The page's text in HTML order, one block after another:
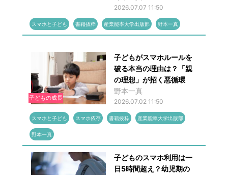
2026.07.07 11:50
スマホと子ども 書籍抜粋 産業能率大学出版部 野本一真
子どもの成長
子どもがスマホルールを
破る本当の理由は？「親
の理想」が招く悪循環
野本一真
2026.07.02 11:50
スマホと子ども スマホ依存 書籍抜粋 産業能率大学出版部
野本一真
子どものスマホ利用は一
日5時間超え？幼児期の